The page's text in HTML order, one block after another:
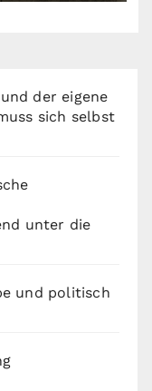
der eigene
sich selbst
unter die
und politisch